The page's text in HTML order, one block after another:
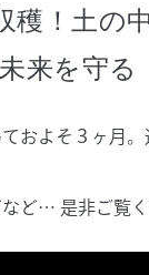
穫！土の
来を守る
およそ３ヶ月。
ど… 是非ご覧く